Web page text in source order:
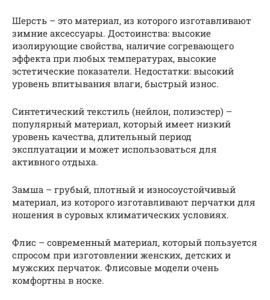
Шерсть – это материал, из которого изготавливают
зимние аксессуары. Достоинства: высокие
изолирующие свойства, наличие согревающего
эффекта при любых температурах, высокие
эстетические показатели. Недостатки: высокий
уровень впитывания влаги, быстрый износ.
Синтетический текстиль (нейлон, полиэстер) –
популярный материал, который имеет низкий
уровень качества, длительный период
эксплуатации и может использоваться для
активного отдыха.
Замша – грубый, плотный и износоустойчивый
материал, из которого изготавливают перчатки для
ношения в суровых климатических условиях.
Флис – современный материал, который пользуется
спросом при изготовлении женских, детских и
мужских перчаток. Флисовые модели очень
комфортны в носке.